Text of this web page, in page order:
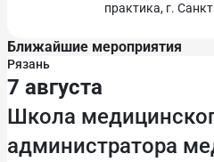
практика, г.
Ближайшие мероприятия
Рязань
7 августа
Школа
администратора